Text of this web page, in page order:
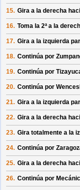
15. Gira a la derecha
16. Toma la 2ª a la
17. Gira a la izquierda
18. Continúa por
19. Continúa por
20. Continúa por
21. Gira a la izquierda
22. Gira a la derecha
23. Gira totalmente a la
24. Continúa por
25. Gira a la derecha
26. Continúa por